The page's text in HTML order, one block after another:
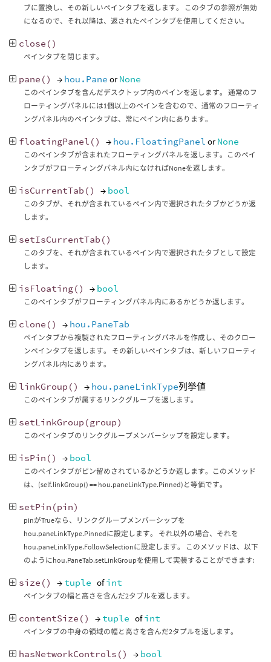
ブに置換し、その新しいペインタブを返します。 このタブの参照が無効
になるので、それ以降は、返されたペインタブを使用してください。
close ()
ペインタブを閉じます。
pane () → hou.Pane orNone
このペインタブを含んだデスクトップ内のペインを返します。 通常のフ
ローティングパネルには1個以上のペインを含むので、通常のフローティ
ングパネル内のペインタブは、常にペイン内にあります。
floatingPanel () → hou.FloatingPanel orNone
このペインタブが含まれたフローティングパネルを返します。このペイ
ンタブがフローティングパネル内になければNoneを返します。
isCurrentTab () → bool
このタブが、それが含まれているペイン内で選択されたタブかどうか返
します。
setIsCurrentTab ()
このタブを、それが含まれているペイン内で選択されたタブとして設定
します。
isFloating() → bool
このペインタブがフローティングパネル内にあるかどうか返します。
clone () → hou.PaneTab
ペインタブから複製されたフローティングパネルを作成し、そのクロー
ンペインタブを返します。 その新しいペインタブは、新しいフローティ
ングパネル内にあります。
linkGroup () → hou.paneLinkType列挙値
このペインタブが属するリンクグループを返します。
setLinkGroup (group)
このペインタブのリンクグループメンバーシップを設定します。
isPin () → bool
このペインタブがピン留めされているかどうか返します。このメソッド
は、(self.linkGroup() == hou.paneLinkType.Pinned)と等価です。
setPin (pin)
pinがTrueなら、リンクグループメンバーシップを
hou.paneLinkType.Pinnedに設定します。 それ以外の場合、それを
hou.paneLinkType.FollowSelectionに設定します。 このメソッドは、以下
のようにhou.PaneTab.setLinkGroupを使用して実装することができます:
size () → tuple ofint
ペインタブの幅と高さを含んだ2タプルを返します。
contentSize () → tuple ofint
ペインタブの中身の領域の幅と高さを含んだ2タプルを返します。
hasNetworkControls () → bool